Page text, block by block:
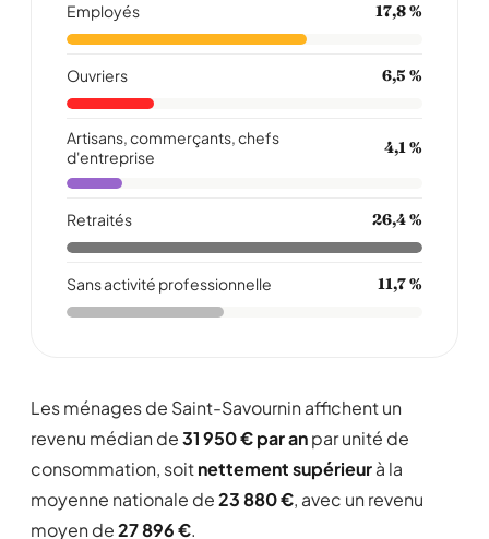
Employés 17,8 %
Ouvriers 6,5 %
Artisans, commerçants, chefs
d'entreprise
4,1 %
Retraités 26,4 %
Sans activité professionnelle 11,7 %
Les ménages de Saint-Savournin affichent un
revenu médian de31 950 € par anpar unité de
consommation, soitnettement supérieurà la
moyenne nationale de23 880 €, avec un revenu
moyen de27 896 €.